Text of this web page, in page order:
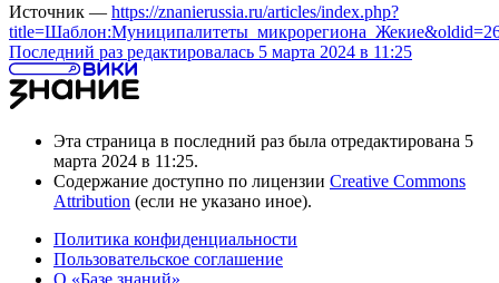
Источник — https://znanierussia.ru/articles/index.php?
Последний раз редактировалась 5 марта 2024 в 11:25
Эта страница в последний раз была отредактирована 5
марта 2024 в 11:25.
Содержание доступно по лицензии Creative Commons
Attribution (если не указано иное).
Политика конфиденциальности
Пользовательское соглашение
О «Базе знаний»